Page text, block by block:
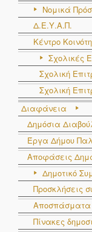
Νομικά
Δ.Ε.Υ.Α.Π.
Κέντρο
Σχολικές
Σχολική
Σχολική
Διαφάνεια
Δημόσια
Έργα Δήμου
Αποφάσεις
Δημοτικό
Προσκλήσεις
Αποσπάσματα
Πίνακες